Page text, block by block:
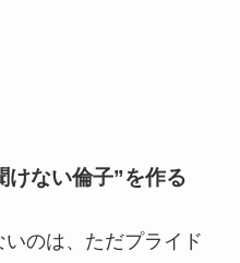
けない倫子”を作る
のは、ただプライド